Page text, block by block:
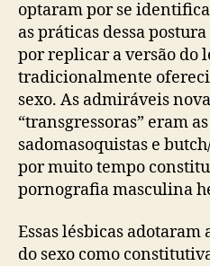
optaram por se
as práticas dessa
por replicar a versão do
tradicionalmente
sexo. As admiráveis
“transgressoras” eram
sadomasoquistas e
por muito tempo
pornografia masculina
Essas lésbicas
do sexo como